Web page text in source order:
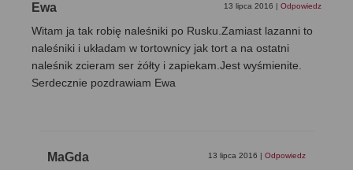
Ewa 13 lipca 2016 | Odpowiedz
Witam ja tak robię naleśniki po Rusku.Zamiast lazanni to
naleśniki i układam w tortownicy jak tort a na ostatni
naleśnik zcieram ser żółty i zapiekam.Jest wyśmienite.
Serdecznie pozdrawiam Ewa
MaGda 13 lipca 2016 | Odpowiedz